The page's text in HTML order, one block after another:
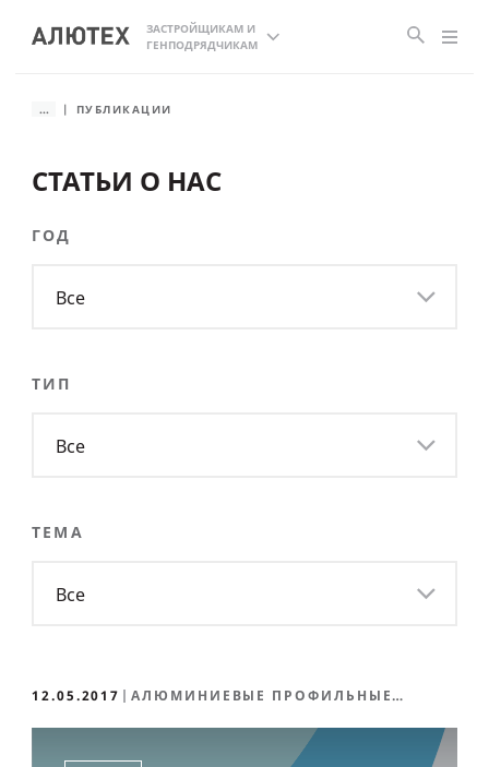
ЗАСТРОЙЩИКАМ И
ГЕНПОДРЯДЧИКАМ
... ПУБЛИКАЦИИ
СТАТЬИ О НАС
ГОД
Все
ТИП
Все
ТЕМА
Все
12.05.2017
АЛЮМИНИЕВЫЕ ПРОФИЛЬНЫЕ